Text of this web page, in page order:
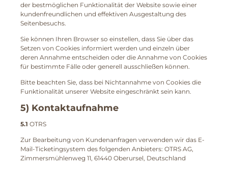
der bestmöglichen Funktionalität der Website sowie einer
kundenfreundlichen und effektiven Ausgestaltung des
Seitenbesuchs.
Sie können Ihren Browser so einstellen, dass Sie über das
Setzen von Cookies informiert werden und einzeln über
deren Annahme entscheiden oder die Annahme von Cookies
für bestimmte Fälle oder generell ausschließen können.
Bitte beachten Sie, dass bei Nichtannahme von Cookies die
Funktionalität unserer Website eingeschränkt sein kann.
5) Kontaktaufnahme
5.1 OTRS
Zur Bearbeitung von Kundenanfragen verwenden wir das E-
Mail-Ticketingsystem des folgenden Anbieters: OTRS AG,
Zimmersmühlenweg 11, 61440 Oberursel, Deutschland